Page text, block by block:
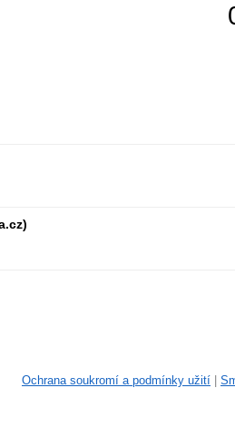
Ochrana soukromí a podmínky užití|